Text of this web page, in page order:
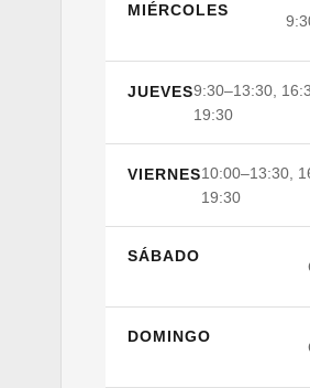
MIÉRCOLES
JUEVES9:30–13:30,
19:30
VIERNES10:00–13:30,
19:30
SÁBADO
DOMINGO